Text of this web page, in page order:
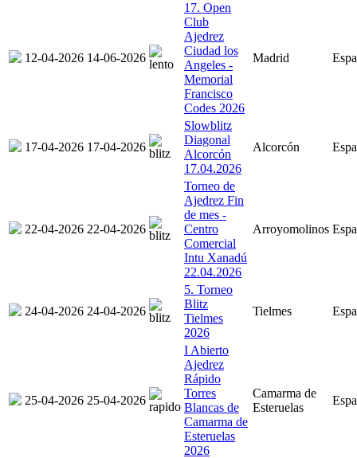
12-04-2026 14-06-2026
17. Open
Club
Ajedrez
Ciudad los
Angeles -
Memorial
Francisco
Codes 2026
Madrid
17-04-2026 17-04-2026
Slowblitz
Diagonal
Alcorcón
17.04.2026
Alcorcón
22-04-2026 22-04-2026
Torneo de
Ajedrez Fin
de mes -
Centro
Comercial
Intu Xanadú
22.04.2026
Arroyomolinos
24-04-2026 24-04-2026
5. Torneo
Blitz
Tielmes
2026
Tielmes
25-04-2026 25-04-2026
I Abierto
Ajedrez
Rápido
Torres
Blancas de
Camarma de
Esteruelas
2026
Camarma de
Esteruelas